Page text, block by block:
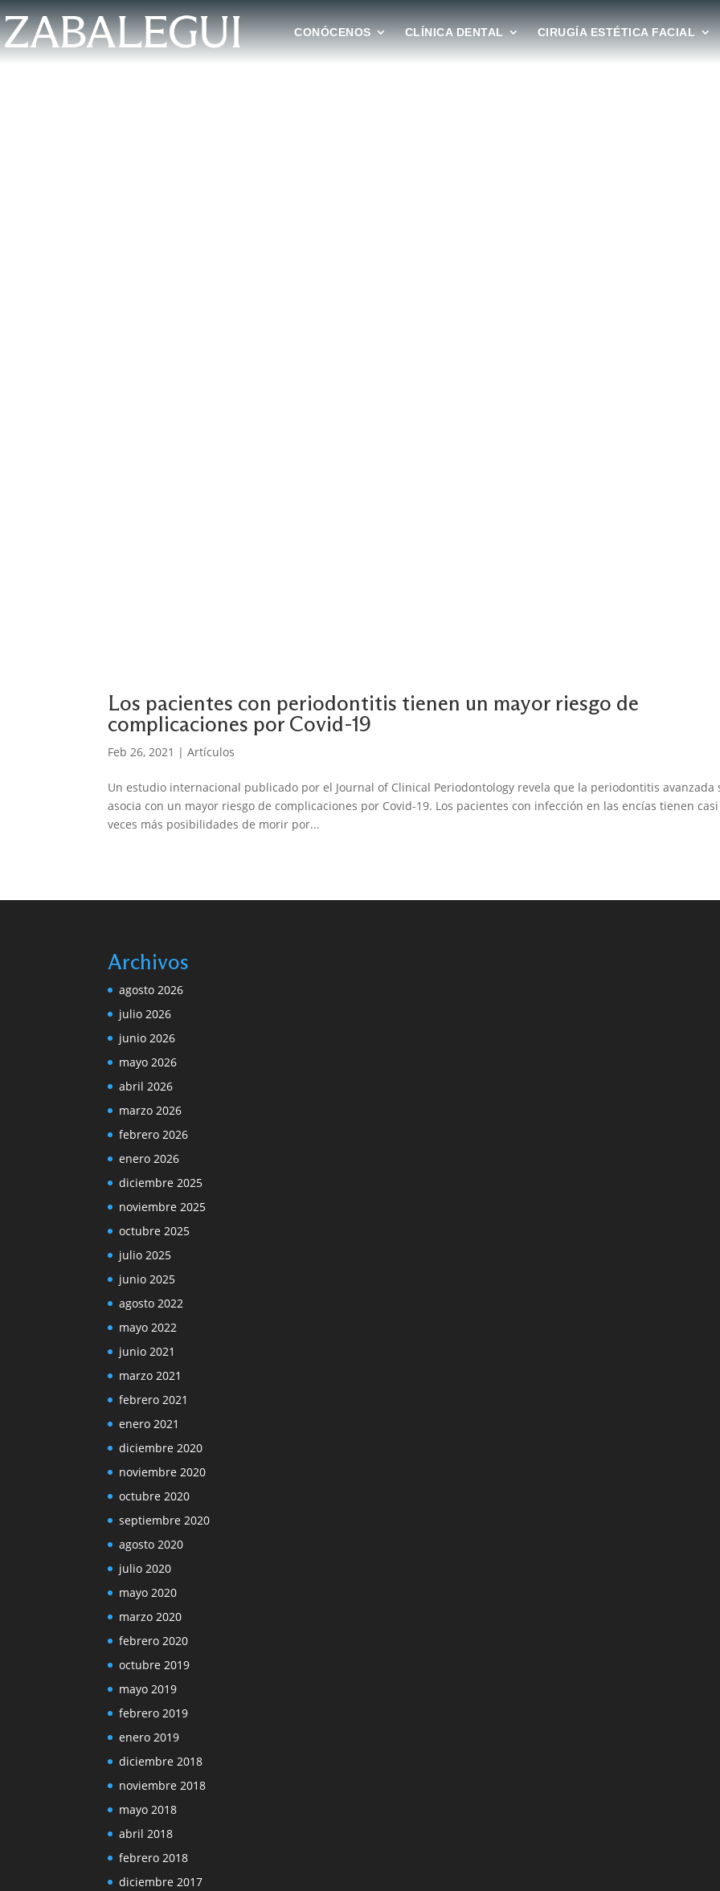
CONÓCENOS CLÍNICA DENTAL CIRUGÍA ESTÉTICA FACIAL
Los pacientes con periodontitis tienen un mayor riesgo de
complicaciones por Covid-19
Feb 26, 2021 |Artículos
Un estudio internacional publicado por el Journal of Clinical Periodontology revela que la periodontitis avanzada
asocia con un mayor riesgo de complicaciones por Covid-19. Los pacientes con infección en las encías tienen
veces más posibilidades de morir por...
Archivos
agosto 2026
julio 2026
junio 2026
mayo 2026
abril 2026
marzo 2026
febrero 2026
enero 2026
diciembre 2025
noviembre 2025
octubre 2025
julio 2025
junio 2025
agosto 2022
mayo 2022
junio 2021
marzo 2021
febrero 2021
enero 2021
diciembre 2020
noviembre 2020
octubre 2020
septiembre 2020
agosto 2020
julio 2020
mayo 2020
marzo 2020
febrero 2020
octubre 2019
mayo 2019
febrero 2019
enero 2019
diciembre 2018
noviembre 2018
mayo 2018
abril 2018
febrero 2018
diciembre 2017